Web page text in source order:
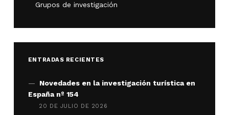
Grupos de investigación
ENTRADAS RECIENTES
Novedades en la investigación turística en
España nº 154
20 DE JULIO DE 2026